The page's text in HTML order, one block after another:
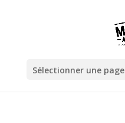
Sélectionner une page